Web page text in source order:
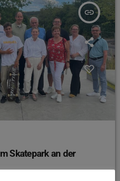
insert_link
Skatepark an der